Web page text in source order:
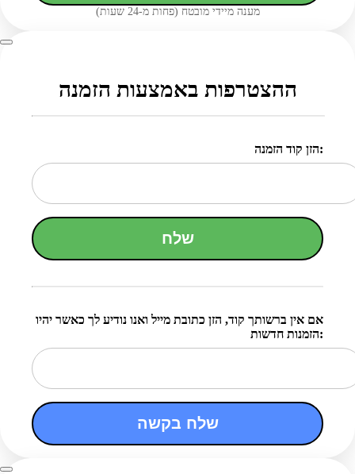
מענה מיידי מובטח (פחות מ-24 שעות)
ההצטרפות באמצעות הזמנה
הזן קוד הזמנה:
שלח
אם אין ברשותך קוד, הזן כתובת מייל ואנו נודיע לך כאשר יהיו
הזמנות חדשות:
שלח בקשה